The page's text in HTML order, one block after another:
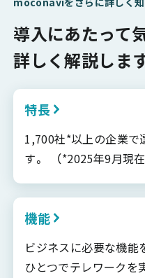
導入にあたって
詳しく解説しま
特長
1,700社*以上の企業で
す。 （*2025年9月現在
機能
ビジネスに必要な機能
ひとつでテレワークを